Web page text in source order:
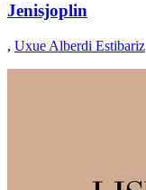
Jenisjoplin
, Uxue Alberdi Estibariz